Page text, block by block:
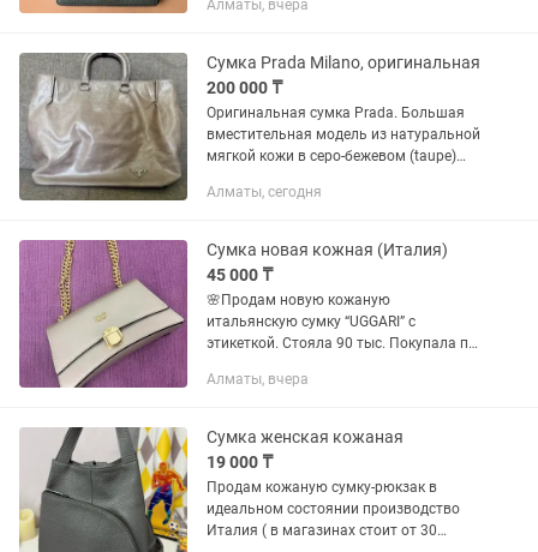
молнии. Производство — Италия.
для близких и друзей.
Алматы, вчера
Сумка Prada Milano, оригинальная
200 000 ₸
Оригинальная сумка Prada. Большая
вместительная модель из натуральной
мягкой кожи в серо-бежевом (taupe)
винтажном состоянии. Есть
Алматы, сегодня
Сумка новая кожная (Италия)
45 000 ₸
🌸Продам новую кожаную
итальянскую сумку “UGGARI” с
этикеткой. Стояла 90 тыс. Покупала по
Подарок на праздник🌸
Алматы, вчера
Сумка женская кожаная
19 000 ₸
Продам кожаную сумку-рюкзак в
идеальном состоянии производство
Италия ( в магазинах стоит от 30